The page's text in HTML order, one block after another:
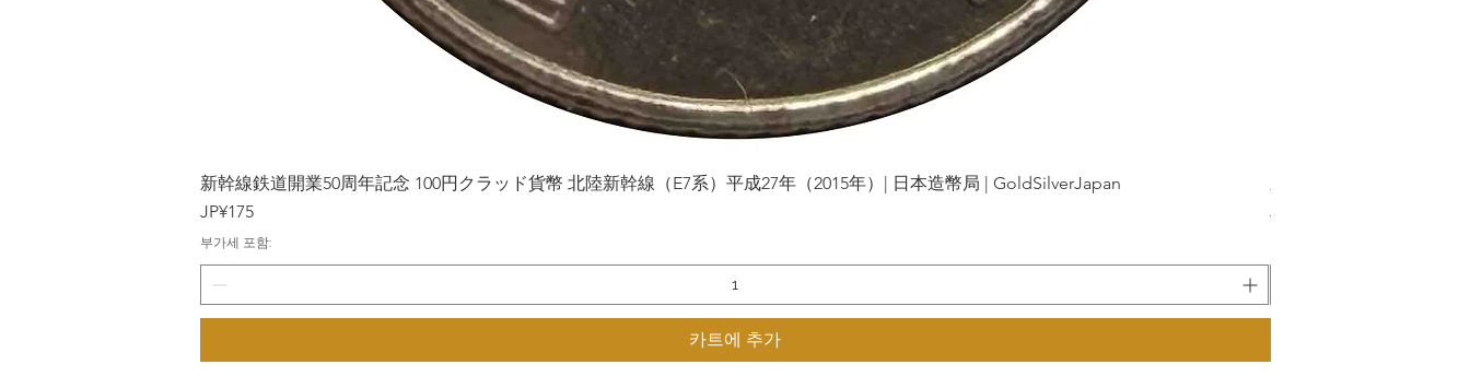
제품보기
新幹線鉄道開業50周年記念 100円クラッド貨幣 北陸新幹線（E7系）平成27年（2015年）| 日本造幣局 | GoldSilverJapan
가격
JP¥175
부가세 포함:
카트에 추가
JP¥175